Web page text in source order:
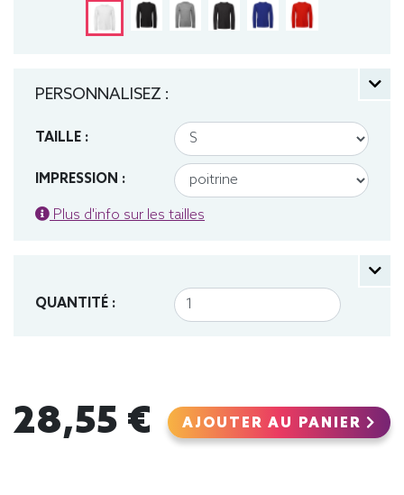
PERSONNALISEZ :
TAILLE :
IMPRESSION :
Plus d'info sur les tailles
QUANTITÉ :
28,55 € AJOUTER AU PANIER